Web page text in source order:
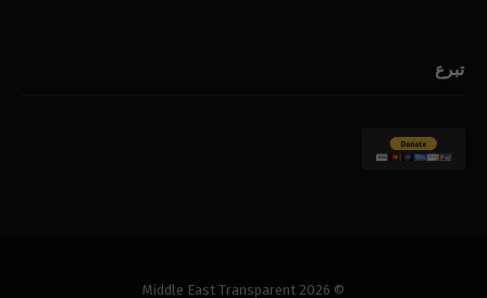
تبرع
© 2026 Middle East Transparent